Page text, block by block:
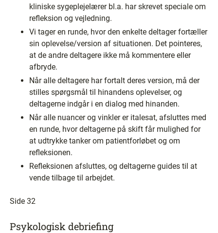
kliniske sygeplejelærer bl.a. har skrevet speciale om
refleksion og vejledning.
Vi tager en runde, hvor den enkelte deltager fortæller
sin oplevelse/version af situationen. Det pointeres,
at de andre deltagere ikke må kommentere eller
afbryde.
Når alle deltagere har fortalt deres version, må der
stilles spørgsmål til hinandens oplevelser, og
deltagerne indgår i en dialog med hinanden.
Når alle nuancer og vinkler er italesat, afsluttes med
en runde, hvor deltagerne på skift får mulighed for
at udtrykke tanker om patientforløbet og om
refleksionen.
Refleksionen afsluttes, og deltagerne guides til at
vende tilbage til arbejdet.
Side 32
Psykologisk debriefing